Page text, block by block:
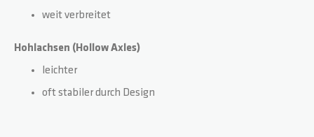
weit verbreitet
Hohlachsen (Hollow Axles)
leichter
oft stabiler durch Design